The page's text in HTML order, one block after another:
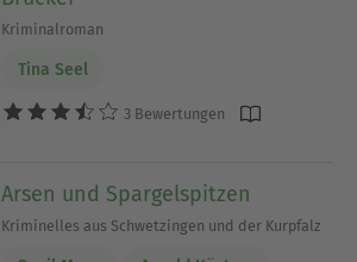
Kriminalroman
Tina Seel
3 Bewertungen
Arsen und Spargelspitzen
Kriminelles aus Schwetzingen und der Kurpfalz